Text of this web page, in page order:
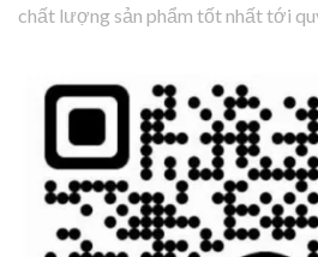
chất lượng sản phẩm tốt nhất tới